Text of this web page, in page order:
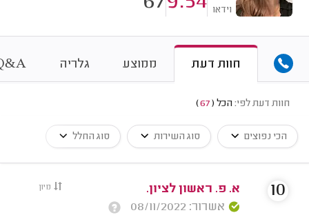
וידאו
חוות דעת ממוצע גלריה &A
חוות דעת לפי: הכל (
67
)
הכי נפוצים סוג השירות סוג החלל
מיון
א. פ. ראשון לציון.
אשרור: 08/11/2022
10